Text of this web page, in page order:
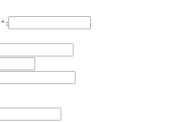
* :